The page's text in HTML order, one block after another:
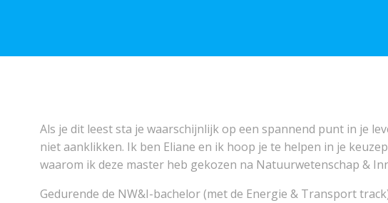
Als je dit leest sta je waarschijnlijk op een spannend punt in je
niet aanklikken. Ik ben Eliane en ik hoop je te helpen in je
waarom ik deze master heb gekozen na Natuurwetenschap &
Gedurende de NW&I-bachelor (met de Energie & Transport